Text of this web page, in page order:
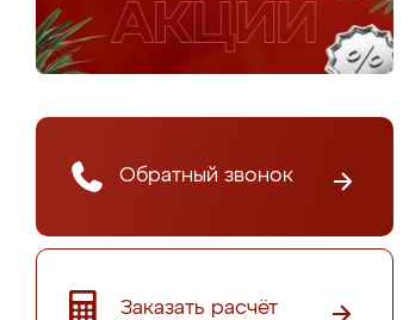
Обратный звонок
Заказать расчёт